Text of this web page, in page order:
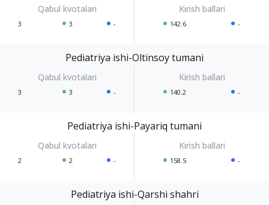
3 3 - 142.6 -
Pediatriya ishi-Oltinsoy tumani
3 3 - 140.2 -
Pediatriya ishi-Payariq tumani
2 2 - 158.5 -
Pediatriya ishi-Qarshi shahri